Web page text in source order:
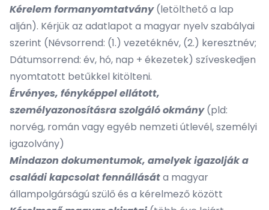
Kérelem formanyomtatvány(letölthető a lap
alján). Kérjük az adatlapot a magyar nyelv szabályai
szerint (Névsorrend: (1.) vezetéknév, (2.) keresztnév;
Dátumsorrend: év, hó, nap + ékezetek) szíveskedjen
nyomtatott betűkkel kitölteni.
Érvényes, fényképpel ellátott,
személyazonosításra szolgáló okmány(pld:
norvég, román vagy egyéb nemzeti útlevél, személyi
igazolvány)
Mindazon dokumentumok, amelyek igazolják a
családi kapcsolat fennállásáta magyar
állampolgárságú szülő és a kérelmező között